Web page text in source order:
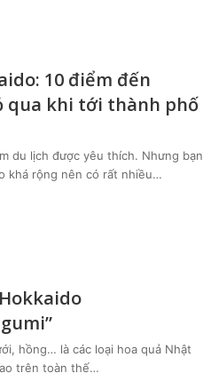
10 điểm đến
qua khi tới thành phố
du lịch được yêu thích. Nhưng bạn
khá rộng nên có rất nhiều…
hồng… là các loại hoa quả Nhật
trên toàn thế…